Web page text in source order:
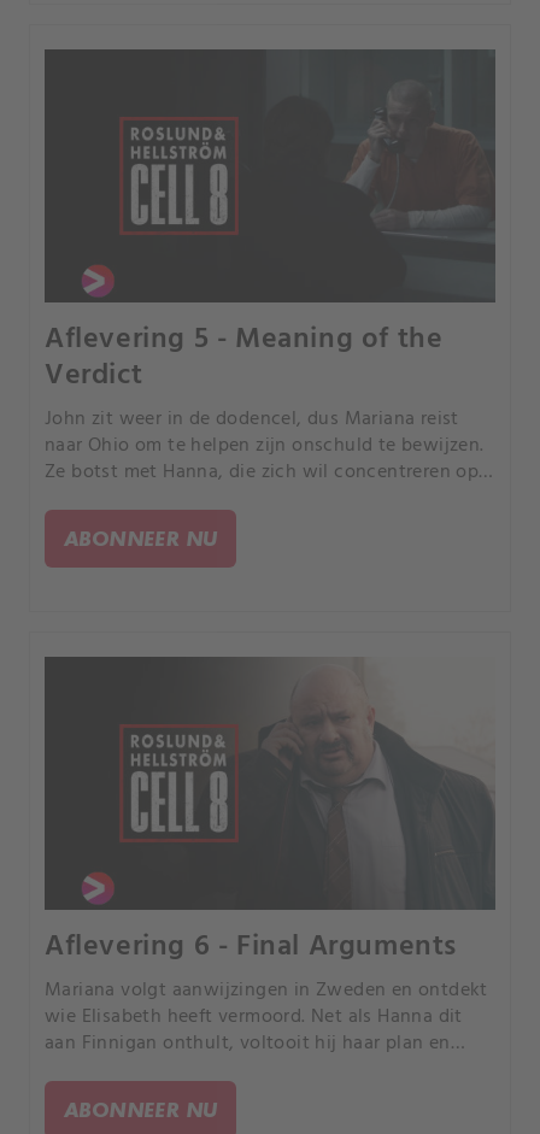
Aflevering 5 - Meaning of the
Verdict
John zit weer in de dodencel, dus Mariana reist
naar Ohio om te helpen zijn onschuld te bewijzen.
Ze botst met Hanna, die zich wil concentreren op
ABONNEER NU
Aflevering 6 - Final Arguments
Mariana volgt aanwijzingen in Zweden en ontdekt
wie Elisabeth heeft vermoord. Net als Hanna dit
aan Finnigan onthult, voltooit hij haar plan en
ABONNEER NU